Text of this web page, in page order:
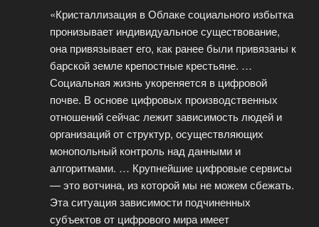
«Кристаллизация в Облаке социального избытка
пронизывает индивидуальное существование,
она привязывает его, как ранее были привязаны к
барской земле крепостные крестьяне. …
Социальная жизнь укореняется в цифровой
почве. В основе цифровых производственных
отношений сейчас лежит зависимость людей и
организаций от структур, осуществляющих
монопольный контроль над данными и
алгоритмами. … Крупнейшие цифровые сервисы
— это вотчина, из которой мы не можем сбежать.
Эта ситуация зависимости подчиненных
субъектов от цифрового мира имеет